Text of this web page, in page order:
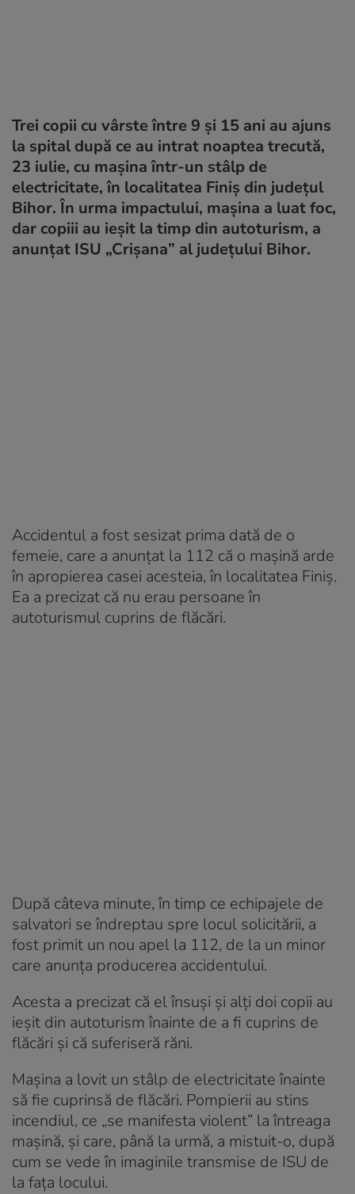
Trei copii cu vârste între 9 şi 15 ani au ajuns
la spital după ce au intrat noaptea trecută,
23 iulie, cu maşina într-un stâlp de
electricitate, în localitatea Finiş din judeţul
Bihor. În urma impactului, mașina a luat foc,
dar copiii au ieșit la timp din autoturism, a
anunțat ISU „Crişana” al judeţului Bihor.
Accidentul a fost sesizat prima dată de o
femeie, care a anunțat la 112 că o mașină arde
în apropierea casei acesteia, în localitatea Finiş.
Ea a precizat că nu erau persoane în
autoturismul cuprins de flăcări.
După câteva minute, în timp ce echipajele de
salvatori se îndreptau spre locul solicitării, a
fost primit un nou apel la 112, de la un minor
care anunţa producerea accidentului.
Acesta a precizat că el însuşi şi alţi doi copii au
ieşit din autoturism înainte de a fi cuprins de
flăcări şi că suferiseră răni.
Mașina a lovit un stâlp de electricitate înainte
să fie cuprinsă de flăcări. Pompierii au stins
incendiul, ce „se manifesta violent” la întreaga
mașină, și care, până la urmă, a mistuit-o, după
cum se vede în imaginile transmise de ISU de
la fața locului.